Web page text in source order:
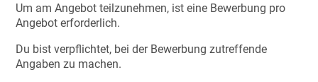
Um am Angebot teilzunehmen, ist eine Bewerbung pro
Angebot erforderlich.
Du bist verpflichtet, bei der Bewerbung zutreffende
Angaben zu machen.